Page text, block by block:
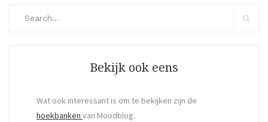
Bekijk ook eens
Wat ook interessant is om te bekijken zijn de
hoekbanken van Moodblog.